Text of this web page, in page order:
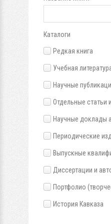
Каталоги
Редкая книга
Учебная
Научные
Отдельные статьи
Научные доклады
Периодические
Выпускные
Диссертации и
Портфолио
История Кавказа